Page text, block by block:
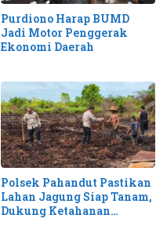
Purdiono Harap BUMD
Jadi Motor Penggerak
Ekonomi Daerah
Polsek Pahandut Pastikan
Lahan Jagung Siap Tanam,
Dukung Ketahanan